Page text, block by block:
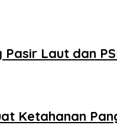
Laut dan
Ketahanan